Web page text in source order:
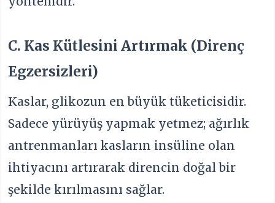
C. Kas Kütlesini Artırmak (Direnç
Egzersizleri)
Kaslar, glikozun en büyük tüketicisidir.
Sadece yürüyüş yapmak yetmez; ağırlık
antrenmanları kasların insüline olan
ihtiyacını artırarak direncin doğal bir
şekilde kırılmasını sağlar.